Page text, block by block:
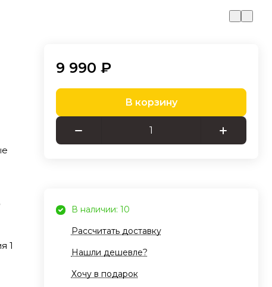
1
9 990 ₽
В корзину
В наличии: 10
Рассчитать доставку
Нашли дешевле?
Хочу в подарок